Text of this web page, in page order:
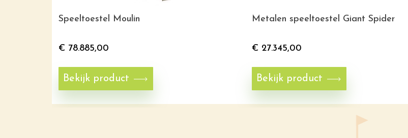
Speeltoestel Moulin
€ 78.885,00
Bekijk product
Metalen speeltoestel Giant Spider
€ 27.345,00
Bekijk product